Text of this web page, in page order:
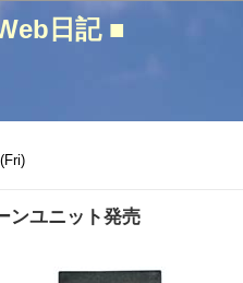
日記 ■
ンユニット発売